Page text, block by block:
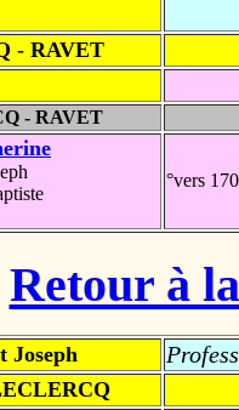
- RAVET
- RAVET
°vers
Retour à
Joseph